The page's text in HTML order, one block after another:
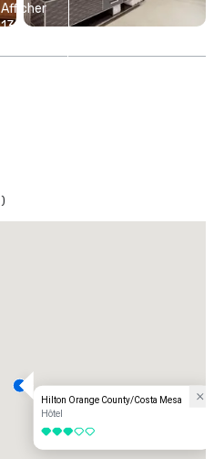
Afficher
13
)
Hilton Orange County/Costa Mesa
Hôtel
3 sur 5